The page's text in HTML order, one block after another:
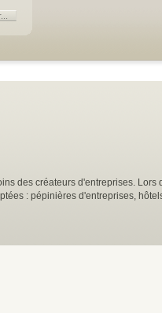
des créateurs d'entreprises. Lors
: pépinières d'entreprises,